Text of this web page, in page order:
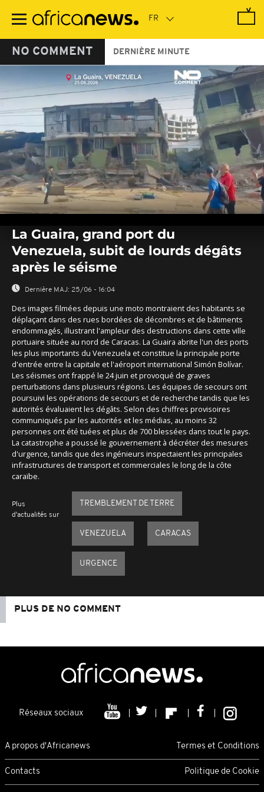
contenu
NO COMMENT DERNIÈRE MINUTE
seconds
seconds
La Guaira, grand port du
Venezuela, subit de lourds dégâts
après le séisme
Dernière MAJ: 25/06 - 16:04
Des images filmées depuis une moto montraient des habitants se
déplaçant dans des rues bordées de décombres et de bâtiments
endommagés, illustrant l'ampleur des destructions dans cette ville
portuaire située au nord de Caracas. La Guaira abrite l'un des ports
les plus importants du Venezuela et constitue la principale porte
d'entrée entre la capitale et l'aéroport international Simón Bolívar.
Les séismes ont frappé le 24 juin et provoqué de graves
perturbations dans plusieurs régions. Les équipes de secours ont
poursuivi les opérations de secours et de recherche tandis que les
autorités évaluaient les dégâts. Selon des chiffres provisoires
communiqués par les autorités et les médias, au moins 32
personnes ont été tuées et plus de 700 blessées dans tout le pays.
La catastrophe a poussé le gouvernement à décréter des mesures
d'urgence, tandis que des ingénieurs inspectaient les principales
infrastructures de transport et commerciales le long de la côte
caraïbe.
Plus
d'actualités sur
TREMBLEMENT DE TERRE
VENEZUELA CARACAS
URGENCE
PLUS DE NO COMMENT
Réseaux sociaux
A propos d'Africanews Termes et Conditions
Contacts Politique de Cookie